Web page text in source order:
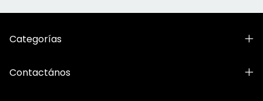
Categorías
Contactános